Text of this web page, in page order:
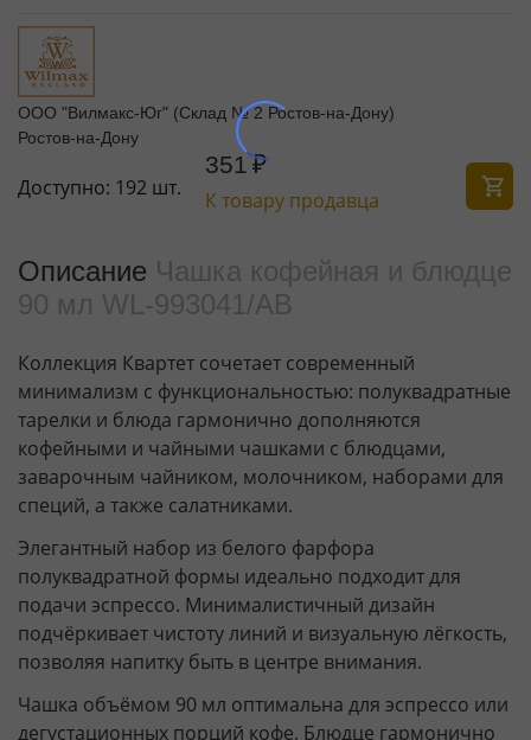
ООО "Вилмакс-Юг" (Склад № 2 Ростов-на-Дону)
Ростов-на-Дону
Доступно: 192 шт.
351 ₽
К товару продавца
Описание Чашка кофейная и блюдце
90 мл WL‑993041/AB
Коллекция Квартет сочетает современный
минимализм с функциональностью: полуквадратные
тарелки и блюда гармонично дополняются
кофейными и чайными чашками с блюдцами,
заварочным чайником, молочником, наборами для
специй, а также салатниками.
Элегантный набор из белого фарфора
полуквадратной формы идеально подходит для
подачи эспрессо. Минималистичный дизайн
подчёркивает чистоту линий и визуальную лёгкость,
позволяя напитку быть в центре внимания.
Чашка объёмом 90 мл оптимальна для эспрессо или
дегустационных порций кофе. Блюдце гармонично